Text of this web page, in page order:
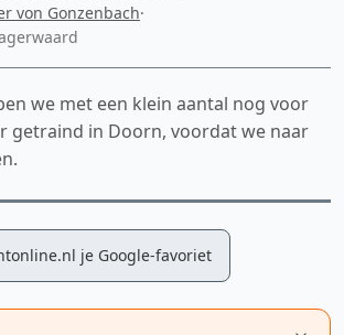
von Gonzenbach·
we met een klein aantal nog voor
getraind in Doorn, voordat we naar
je Google-favoriet